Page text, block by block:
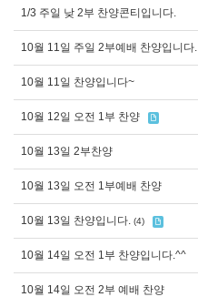
1/3 주일 낮 2부 찬양콘티입니다.
10월 11일 주일 2부예배 찬양입니다.
10월 11일 찬양입니다~
10월 12일 오전 1부 찬양
10월 13일 2부찬양
10월 13일 오전 1부예배 찬양
10월 13일 찬양입니다. (4)
10월 14일 오전 1부 찬양입니다.^^
10월 14일 오전 2부 예배 찬양